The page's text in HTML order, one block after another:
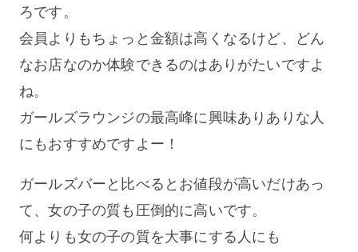
ろです。
会員よりもちょっと金額は高くなるけど、どん
なお店なのか体験できるのはありがたいですよ
ね。
ガールズラウンジの最高峰に興味ありありな人
にもおすすめですよー！
ガールズバーと比べるとお値段が高いだけあっ
て、女の子の質も圧倒的に高いです。
何よりも女の子の質を大事にする人にも